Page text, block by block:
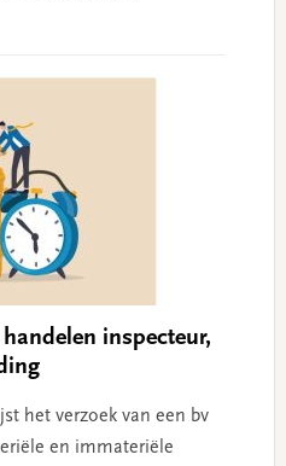
inspecteur,
het verzoek van een bv
en immateriële